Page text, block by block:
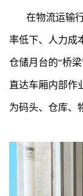
在物流运输
率低下、人力成
仓储月台的“桥
直达车厢内部作
为码头、仓库、